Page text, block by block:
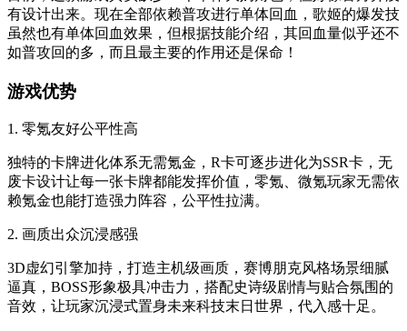
有设计出来。现在全部依赖普攻进行单体回血，歌姬的爆发技
虽然也有单体回血效果，但根据技能介绍，其回血量似乎还不
如普攻回的多，而且最主要的作用还是保命！
游戏优势
1. 零氪友好公平性高
独特的卡牌进化体系无需氪金，R卡可逐步进化为SSR卡，无
废卡设计让每一张卡牌都能发挥价值，零氪、微氪玩家无需依
赖氪金也能打造强力阵容，公平性拉满。
2. 画质出众沉浸感强
3D虚幻引擎加持，打造主机级画质，赛博朋克风格场景细腻
逼真，BOSS形象极具冲击力，搭配史诗级剧情与贴合氛围的
音效，让玩家沉浸式置身未来科技末日世界，代入感十足。